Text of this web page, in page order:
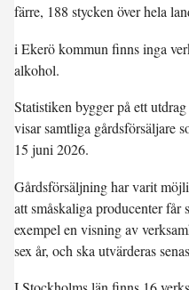
färre, 188 stycken över hela
i Ekerö kommun finns inga
alkohol.
Statistiken bygger på ett
visar samtliga gårdsförsäljare
15 juni 2026.
Gårdsförsäljning har varit
att småskaliga producenter
exempel en visning av
sex år, och ska utvärderas